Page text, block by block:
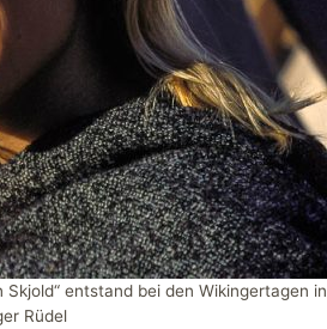
entstand bei den Wikingertagen in
Rüdel